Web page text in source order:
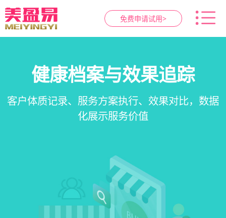
免费申请试用>
智慧养生馆管理系统
一站式解决养生馆预约、服务、会员、财务、营
销全流程数字化管理
会员营销&锁客
会员积分、套餐定制、精准营销、客户关怀，提
升复购率与客单价
预约与工位管理
在线预约、智能排班、技师调度、房间/床位状态
一目了然，提升资源利用率
健康档案与效果追踪
客户体质记录、服务方案执行、效果对比，数据
化展示服务价值